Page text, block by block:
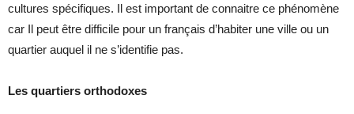
cultures spécifiques. Il est important de connaitre ce phénomène
car Il peut être difficile pour un français d’habiter une ville ou un
quartier auquel il ne s’identifie pas.
Les quartiers orthodoxes